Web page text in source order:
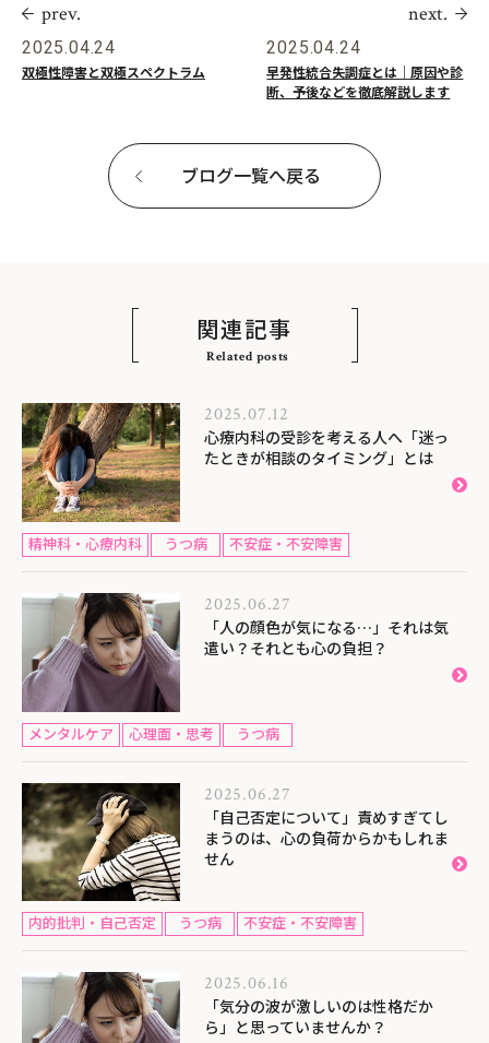
prev.
2025.04.24
双極性障害と双極スペクトラム
next.
2025.04.24
早発性統合失調症とは｜原因や診
断、予後などを徹底解説します
ブログ一覧へ戻る
関連記事
Related posts
2025.07.12
心療内科の受診を考える人へ「迷っ
たときが相談のタイミング」とは
精神科・心療内科 うつ病 不安症・不安障害
2025.06.27
「人の顔色が気になる…」それは気
遣い？それとも心の負担？
メンタルケア 心理面・思考 うつ病
2025.06.27
「自己否定について」責めすぎてし
まうのは、心の負荷からかもしれま
せん
内的批判・自己否定 うつ病 不安症・不安障害
2025.06.16
「気分の波が激しいのは性格だか
ら」と思っていませんか？